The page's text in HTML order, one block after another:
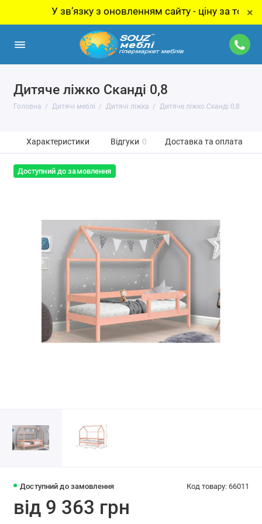
У звʼязку з оновленням сайту - ціну за товар ×
Дитяче ліжко Сканді 0,8
Головна Дитячі меблі Дитячі ліжка Дитяче ліжко Сканді 0,8
Характеристики Відгуки 0 Доставка та оплата
Доступний до замовлення
Доступний до замовлення Код товару: 66011
від 9 363 грн